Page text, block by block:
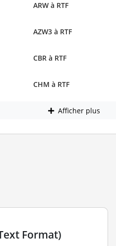
ARW à RTF
AZW3 à RTF
CBR à RTF
CHM à RTF
Afficher plus
Format)